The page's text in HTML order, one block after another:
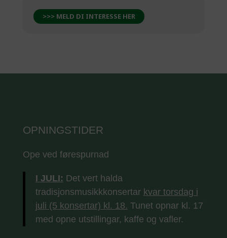
>>> MELD DI INTERESSE HER
OPNINGSTIDER
Ope ved førespurnad
I JULI: Det vert halda
tradisjonsmusikkkonsertar kvar torsdag i
juli (5 konsertar) kl. 18. Tunet opnar kl. 17
med opne utstillingar, kaffe og vafler.